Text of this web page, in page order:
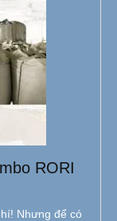
RORI
Nhưng để có